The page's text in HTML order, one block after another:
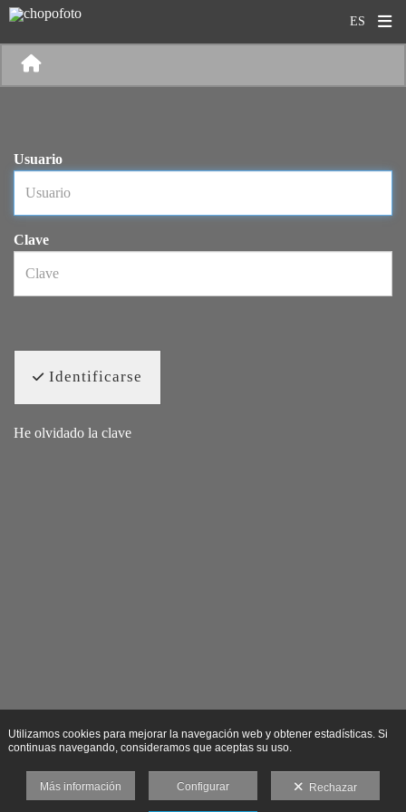
Usuario
Clave
Identificarse
He olvidado la clave
Utilizamos cookies para mejorar la navegación web y obtener estadísticas. Si
continuas navegando, consideramos que aceptas su uso.
Más información Configurar Rechazar